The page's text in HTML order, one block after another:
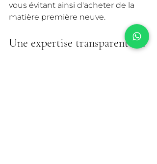
vous évitant ainsi d'acheter de la
matière première neuve.
Une expertise transparente et